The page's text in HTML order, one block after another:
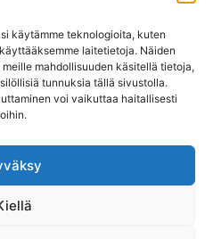
käytämme teknologioita, kuten
laitetietoja. Näiden
mahdollisuuden käsitellä tietoja,
tunnuksia tällä sivustolla.
voi vaikuttaa haitallisesti